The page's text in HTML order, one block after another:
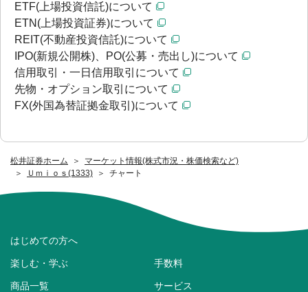
松井証券ホーム
マーケット情報(株式市況・株価検索など)
Ｕｍｉｏｓ(1333)
チャート
ETF(上場投資信託)について
ETN(上場投資証券)について
REIT(不動産投資信託)について
IPO(新規公開株)、PO(公募・売出し)について
信用取引・一日信用取引について
先物・オプション取引について
FX(外国為替証拠金取引)について
はじめての方へ
楽しむ・学ぶ 手数料
商品一覧 サービス